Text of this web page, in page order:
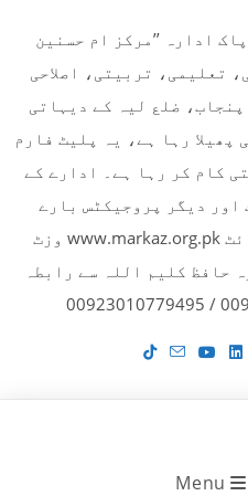
ادارہ ’’مرکز ام حسنین
تعلیمی، تربیتی، اصلاحی
پنجاب، ضلع لیہ کے دیہاتی
پھیلا رہا ہے، یہ پلیٹ فارم
کام کر رہا ہے۔ ادارے کے
اور دیگر پروجیکٹس بارے
جاننے کےلیے آفیشل ویب سائٹ www.markaz.org.pk وزٹ
حافظ کلیم اللہ سے رابطہ
Menu